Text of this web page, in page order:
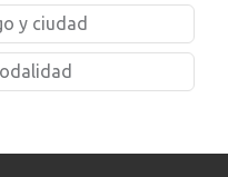
y ciudad